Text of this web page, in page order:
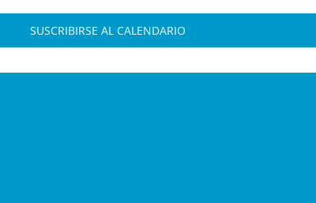
SUSCRIBIRSE AL CALENDARIO